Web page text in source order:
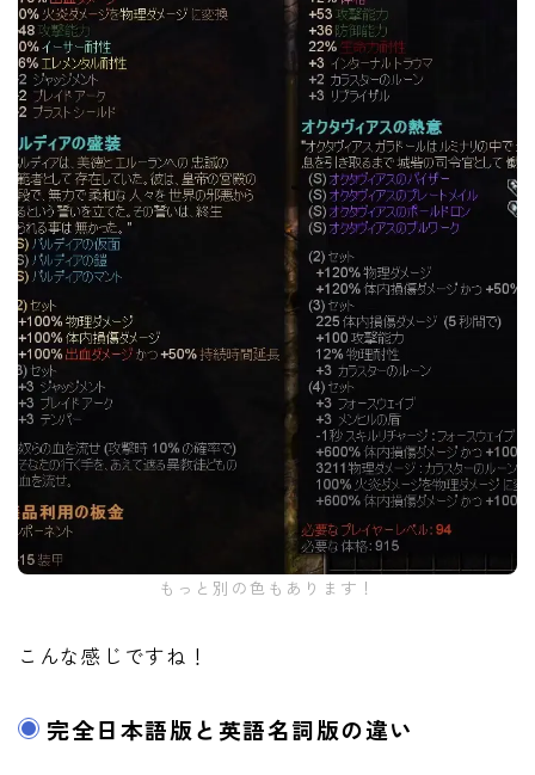
もっと別の色もあります！
こんな感じですね！
完全日本語版と英語名詞版の違い